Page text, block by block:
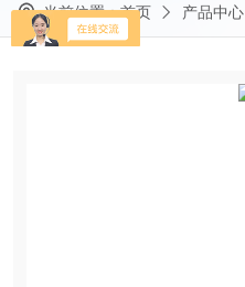
当前位置：首页 产品中心